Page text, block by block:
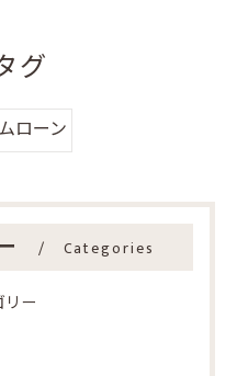
グ
ローン
Categories
ー